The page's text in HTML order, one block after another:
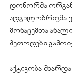
დონორმა
ადგილობრივმა
მონაცემთა
მეთოდები
აქტივობა